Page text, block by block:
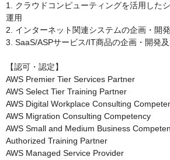
1. クラウドコンピューティングを活用した
運用
2. インターネット関連システムの企画・開
3. SaaS/ASPサービス/IT商品の企画・開発
【認可・認定】
AWS Premier Tier Services Partner
AWS Select Tier Training Partner
AWS Digital Workplace Consulting
AWS Migration Consulting Competency
AWS Small and Medium Business
Authorized Training Partner
AWS Managed Service Provider